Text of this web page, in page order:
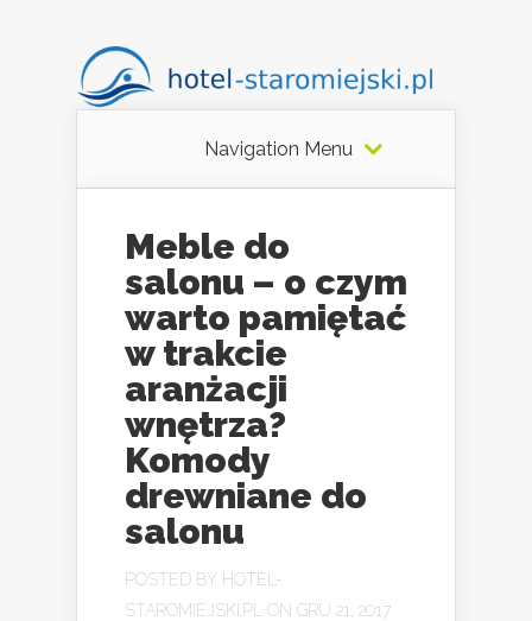
Navigation Menu
Meble do
salonu – o czym
warto pamiętać
w trakcie
aranżacji
wnętrza?
Komody
drewniane do
salonu
POSTED BY HOTEL-
STAROMIEJSKI.PL
ON GRU 21, 2017